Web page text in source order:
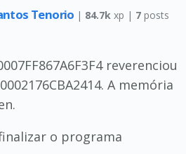
Tenorio | 84.7k xp | 7 posts
reverenciou
A memória
o programa